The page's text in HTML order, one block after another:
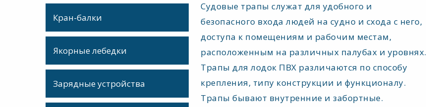
Кран-балки
Якорные лебедки
Зарядные устройства
Судовые трапы служат для удобного и
безопасного входа людей на судно и схода с него,
доступа к помещениям и рабочим местам,
расположенным на различных палубах и уровнях.
Трапы для лодок ПВХ различаются по способу
крепления, типу конструкции и функционалу.
Трапы бывают внутренние и забортные.